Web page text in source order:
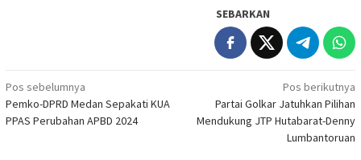
SEBARKAN
Navigasi
pos
Pos sebelumnya
Pemko-DPRD Medan Sepakati KUA
PPAS Perubahan APBD 2024
Pos berikutnya
Partai Golkar Jatuhkan Pilihan
Mendukung JTP Hutabarat-Denny
Lumbantoruan